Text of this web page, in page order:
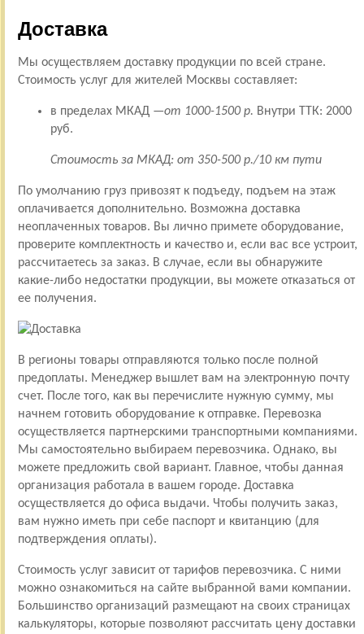
Доставка
Мы осуществляем доставку продукции по всей стране.
Стоимость услуг для жителей Москвы составляет:
в пределах МКАД —от 1000-1500 р. Внутри ТТК: 2000
руб.
Стоимость за МКАД: от 350-500 р./10 км пути
По умолчанию груз привозят к подъеду, подъем на этаж
оплачивается дополнительно. Возможна доставка
неоплаченных товаров. Вы лично примете оборудование,
проверите комплектность и качество и, если вас все устроит,
рассчитаетесь за заказ. В случае, если вы обнаружите
какие-либо недостатки продукции, вы можете отказаться от
ее получения.
В регионы товары отправляются только после полной
предоплаты. Менеджер вышлет вам на электронную почту
счет. После того, как вы перечислите нужную сумму, мы
начнем готовить оборудование к отправке. Перевозка
осуществляется партнерскими транспортными компаниями.
Мы самостоятельно выбираем перевозчика. Однако, вы
можете предложить свой вариант. Главное, чтобы данная
организация работала в вашем городе. Доставка
осуществляется до офиса выдачи. Чтобы получить заказ,
вам нужно иметь при себе паспорт и квитанцию (для
подтверждения оплаты).
Стоимость услуг зависит от тарифов перевозчика. С ними
можно ознакомиться на сайте выбранной вами компании.
Большинство организаций размещают на своих страницах
калькуляторы, которые позволяют рассчитать цену доставки